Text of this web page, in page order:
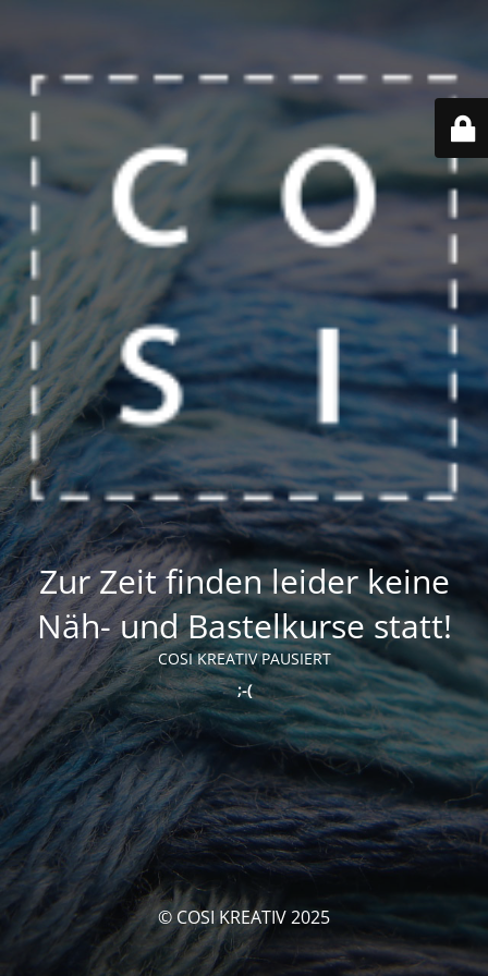
Zur Zeit finden leider keine
Näh- und Bastelkurse statt!
COSI KREATIV PAUSIERT
;-(
© COSI KREATIV 2025